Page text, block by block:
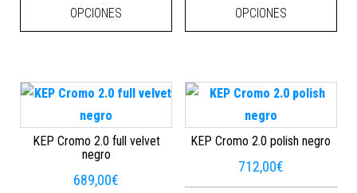
OPCIONES
OPCIONES
KEP Cromo 2.0 full velvet
negro
689,00€
KEP Cromo 2.0 polish negro
712,00€